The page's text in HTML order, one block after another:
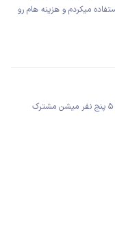
میکردم و هزینه هام رو
خب با یک مودم ADSL تو یک خونه تقریبا 4 یا 5 پنج نفر میشن مشترک